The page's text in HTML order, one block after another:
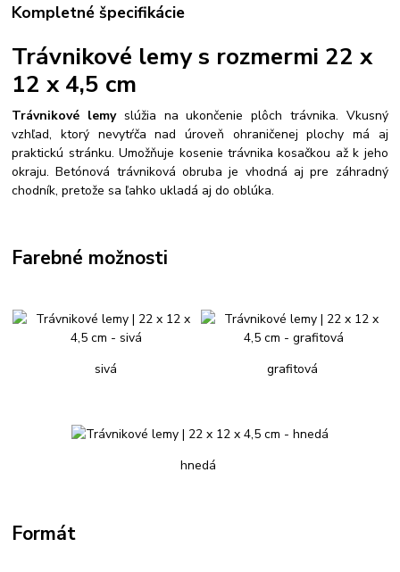
Kompletné špecifikácie
Trávnikové lemy s rozmermi 22 x
12 x 4,5 cm
Trávnikové lemyslúžia na ukončenie plôch trávnika. Vkusný
vzhľad, ktorý nevytŕča nad úroveň ohraničenej plochy má aj
praktickú stránku. Umožňuje kosenie trávnika kosačkou až k jeho
okraju. Betónová trávniková obruba je vhodná aj pre záhradný
chodník, pretože sa ľahko ukladá aj do oblúka.
Farebné možnosti
sivá grafitová
hnedá
Formát